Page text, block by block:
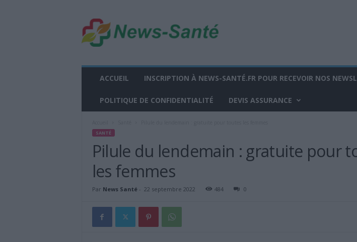
w
s
ACCUEIL INSCRIPTION À NEWS-SANTÉ.FR POUR RECEVOIR NOS
POLITIQUE DE CONFIDENTIALITÉ DEVIS ASSURANCE
SANTÉ
Pilule du lendemain : gratuite pour
les femmes
Par News Santé- 22 septembre 2022 484 0